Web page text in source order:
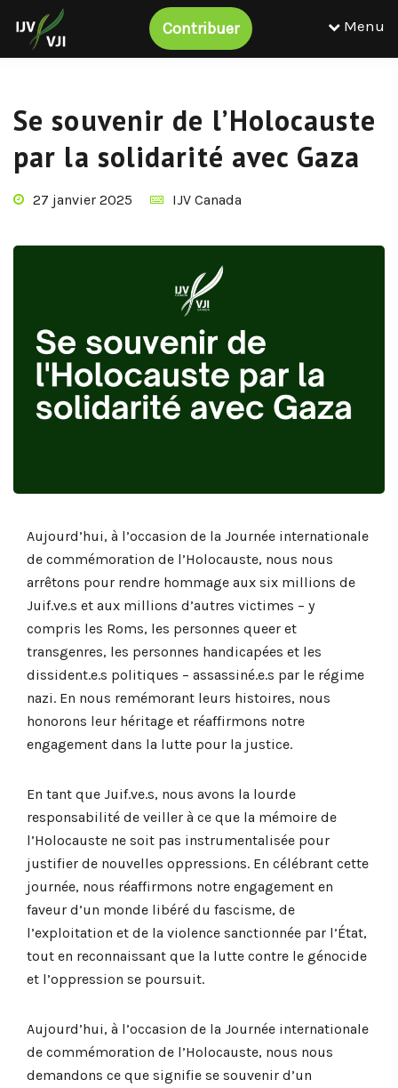
Contribuer Menu
Se souvenir de l’Holocauste
par la solidarité avec Gaza
27 janvier 2025 IJV Canada
Aujourd’hui, à l’occasion de la Journée internationale
de commémoration de l’Holocauste, nous nous
arrêtons pour rendre hommage aux six millions de
Juif.ve.s et aux millions d’autres victimes – y
compris les Roms, les personnes queer et
transgenres, les personnes handicapées et les
dissident.e.s politiques – assassiné.e.s par le régime
nazi. En nous remémorant leurs histoires, nous
honorons leur héritage et réaffirmons notre
engagement dans la lutte pour la justice.
En tant que Juif.ve.s, nous avons la lourde
responsabilité de veiller à ce que la mémoire de
l’Holocauste ne soit pas instrumentalisée pour
justifier de nouvelles oppressions. En célébrant cette
journée, nous réaffirmons notre engagement en
faveur d’un monde libéré du fascisme, de
l’exploitation et de la violence sanctionnée par l’État,
tout en reconnaissant que la lutte contre le génocide
et l’oppression se poursuit.
Aujourd’hui, à l’occasion de la Journée internationale
de commémoration de l’Holocauste, nous nous
demandons ce que signifie se souvenir d’un